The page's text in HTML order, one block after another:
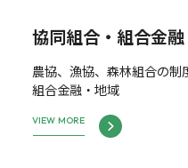
協同組合・組合金
農協、漁協、森林組合の制
組合金融・地域
VIEW MORE